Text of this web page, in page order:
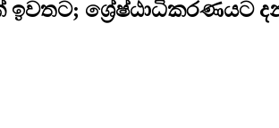
ඉවතට; ශ්‍රේෂ්ඨාධිකරණයට